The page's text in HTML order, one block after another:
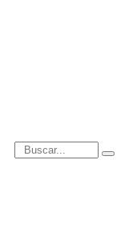
Introduce términos de